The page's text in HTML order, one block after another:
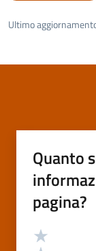
Ultimo
Quanto
pagina?
Valutazione